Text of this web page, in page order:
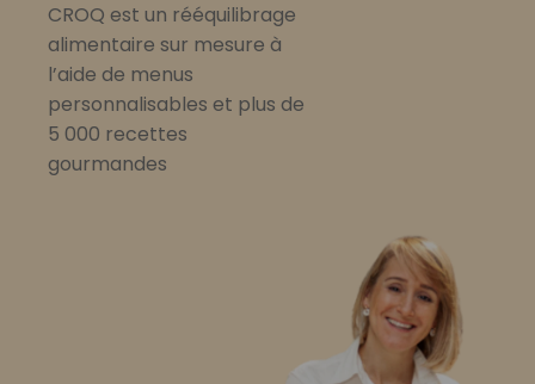
CROQ est un rééquilibrage
alimentaire sur mesure à
l’aide de menus
personnalisables et plus de
5 000 recettes
gourmandes